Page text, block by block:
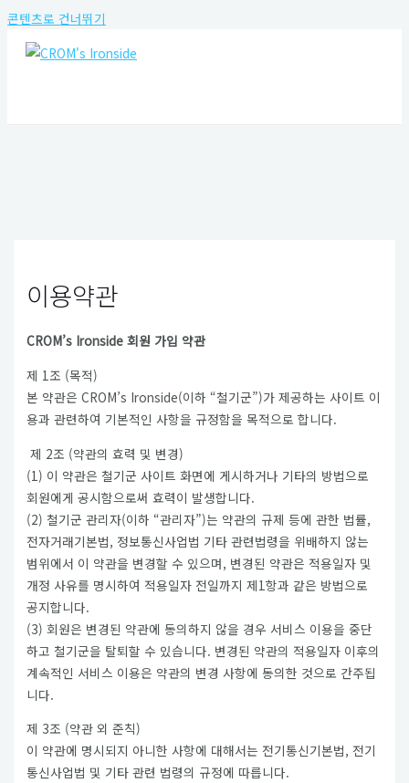
콘텐츠로 건너뛰기
이용약관
CROM’s Ironside 회원 가입 약관
제 1조 (목적)
본 약관은 CROM’s Ironside(이하 “철기군”)가 제공하는 사이트 이
용과 관련하여 기본적인 사항을 규정함을 목적으로 합니다.
제 2조 (약관의 효력 및 변경)
(1) 이 약관은 철기군 사이트 화면에 게시하거나 기타의 방법으로
회원에게 공시함으로써 효력이 발생합니다.
(2) 철기군 관리자(이하 “관리자”)는 약관의 규제 등에 관한 법률,
전자거래기본법, 정보통신사업법 기타 관련법령을 위배하지 않는
범위에서 이 약관을 변경할 수 있으며, 변경된 약관은 적용일자 및
개정 사유를 명시하여 적용일자 전일까지 제1항과 같은 방법으로
공지합니다.
(3) 회원은 변경된 약관에 동의하지 않을 경우 서비스 이용을 중단
하고 철기군을 탈퇴할 수 있습니다. 변경된 약관의 적용일자 이후의
계속적인 서비스 이용은 약관의 변경 사항에 동의한 것으로 간주됩
니다.
제 3조 (약관 외 준칙)
이 약관에 명시되지 아니한 사항에 대해서는 전기통신기본법, 전기
통신사업법 및 기타 관련 법령의 규정에 따릅니다.